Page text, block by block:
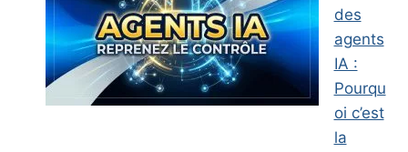
des
agents
IA :
Pourqu
oi c’est
la